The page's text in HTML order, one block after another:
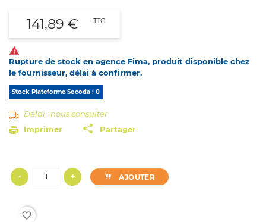
141,89 € TTC

Rupture de stock en agence Fima, produit disponible chez
le fournisseur, délai à confirmer.
Stock Plateforme Socoda : 0
Délai : nous consulter
Imprimer
Partager
- + AJOUTER
favorite_border